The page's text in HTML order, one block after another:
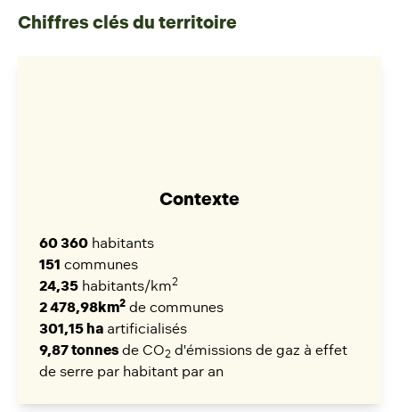
Chiffres clés du territoire
Contexte
60 360 habitants
151 communes
24,35 habitants/km2
2 478,98km2 de communes
301,15 ha artificialisés
9,87 tonnes de CO2 d'émissions de gaz à effet
de serre par habitant par an